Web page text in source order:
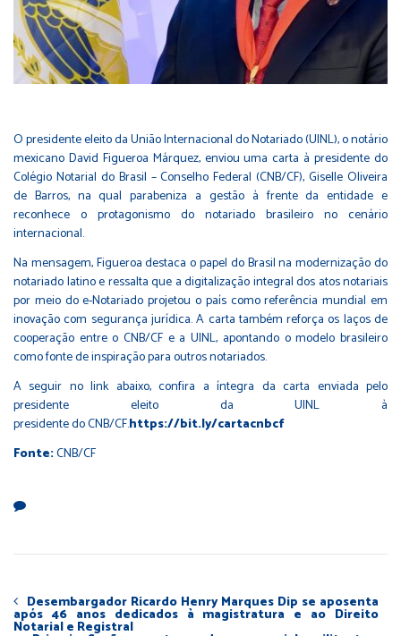
O presidente eleito da União Internacional do Notariado (UINL), o notário
mexicano David Figueroa Márquez, enviou uma carta à presidente do
Colégio Notarial do Brasil – Conselho Federal (CNB/CF), Giselle Oliveira
de Barros, na qual parabeniza a gestão à frente da entidade e
reconhece o protagonismo do notariado brasileiro no cenário
internacional.
Na mensagem, Figueroa destaca o papel do Brasil na modernização do
notariado latino e ressalta que a digitalização integral dos atos notariais
por meio do e-Notariado projetou o país como referência mundial em
inovação com segurança jurídica. A carta também reforça os laços de
cooperação entre o CNB/CF e a UINL, apontando o modelo brasileiro
como fonte de inspiração para outros notariados.
A seguir no link abaixo, confira a íntegra da carta enviada pelo
presidente eleito da UINL à
presidente do CNB/CF.https://bit.ly/cartacnbcf
Fonte:CNB/CF
Desembargador Ricardo Henry Marques Dip se aposenta
após 46 anos dedicados à magistratura e ao Direito
Notarial e Registral